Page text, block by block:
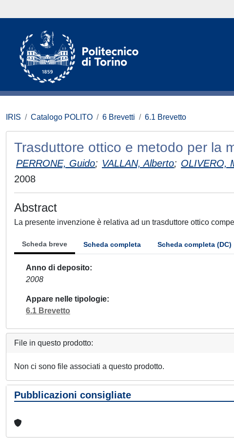
IRIS Catalogo POLITO 6 Brevetti 6.1 Brevetto
Trasduttore ottico e metodo per la
PERRONE, Guido; VALLAN, Alberto; OLIVERO,
2008
Abstract
La presente invenzione è relativa ad un trasduttore ottico
Scheda breve Scheda completa Scheda completa (DC)
Anno di deposito
2008
Appare nelle tipologie
6.1 Brevetto
File in questo prodotto:
Non ci sono file associati a questo prodotto.
Pubblicazioni consigliate